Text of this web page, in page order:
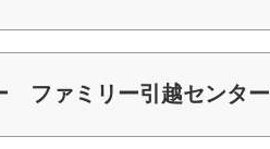
ファミリー引越センター